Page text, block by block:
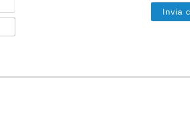
Email*